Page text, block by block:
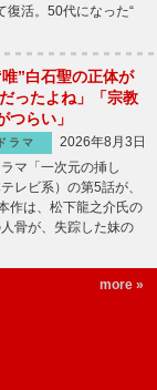
復活。50代になった“
唯”白石聖の正体が
ったよね」「宗教
つらい」
ドラマ
2026年8月3日
マ「一次元の挿し
レビ系）の第5話が、
作は、松下龍之介氏の
骨が、失踪した妹の
more »